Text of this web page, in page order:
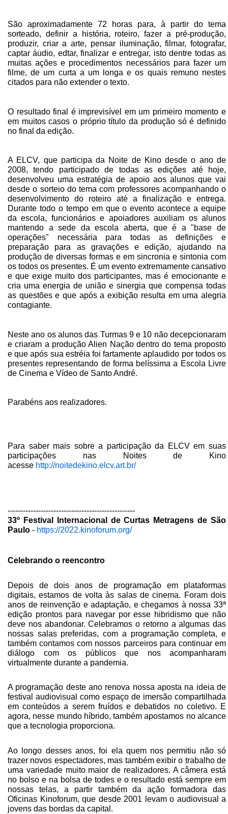
São aproximadamente 72 horas para, à partir do tema
sorteado, definir a história, roteiro, fazer a pré-produção,
produzir, criar a arte, pensar iluminação, filmar, fotografar,
captar áudio, edtar, finalizar e entregar, isto dentre todas as
muitas ações e procedimentos necessários para fazer um
filme, de um curta a um longa e os quais remuno nestes
citados para não extender o texto.
O resultado final é imprevisível em um primeiro momento e
em muitos casos o próprio título da produção só é definido
no final da edição.
A ELCV, que participa da Noite de Kino desde o ano de
2008, tendo participado de todas as edições até hoje,
desenvolveu uma estratégia de apoio aos alunos que vai
desde o sorteio do tema com professores acompanhando o
desenvolvimento do roteiro até a finalização e entrega.
Durante todo o tempo em que o evento acontece a equipe
da escola, funcionários e apoiadores auxiliam os alunos
mantendo a sede da escola aberta, que é a "base de
operações" necessária para todas as definições e
preparação para as gravações e edição, ajudando na
produção de diversas formas e em sincronia e sintonia com
os todos os presentes. É um evento extremamente cansativo
e que exige muito dos participantes, mas é emocionante e
cria uma energia de união e sinergia que compensa todas
as questões e que após a exibição resulta em uma alegria
contagiante.
Neste ano os alunos das Turmas 9 e 10 não decepcionaram
e criaram a produção Alien Nação dentro do tema proposto
e que após sua estréia foi fartamente aplaudido por todos os
presentes representando de forma belíssima a Escola Livre
de Cinema e Vídeo de Santo André.
Parabéns aos realizadores.
Para saber mais sobre a participação da ELCV em suas
participações nas Noites de Kino
acesse http://noitedekino.elcv.art.br/
--------------------------------------------------
33º Festival Internacional de Curtas Metragens de São
Paulo - https://2022.kinoforum.org/
Celebrando o reencontro
Depois de dois anos de programação em plataformas
digitais, estamos de volta às salas de cinema. Foram dois
anos de reinvenção e adaptação, e chegamos à nossa 33ª
edição prontos para navegar por esse hibridismo que não
deve nos abandonar. Celebramos o retorno a algumas das
nossas salas preferidas, com a programação completa, e
também contamos com nossos parceiros para continuar em
diálogo com os públicos que nos acompanharam
virtualmente durante a pandemia.
A programação deste ano renova nossa aposta na ideia de
festival audiovisual como espaço de imersão compartilhada
em conteúdos a serem fruídos e debatidos no coletivo. E
agora, nesse mundo híbrido, também apostamos no alcance
que a tecnologia proporciona.
Ao longo desses anos, foi ela quem nos permitiu não só
trazer novos espectadores, mas também exibir o trabalho de
uma variedade muito maior de realizadores. A câmera está
no bolso e na bolsa de todes e o resultado está sempre em
nossas telas, a partir também da ação formadora das
Oficinas Kinoforum, que desde 2001 levam o audiovisual a
jovens das bordas da capital.